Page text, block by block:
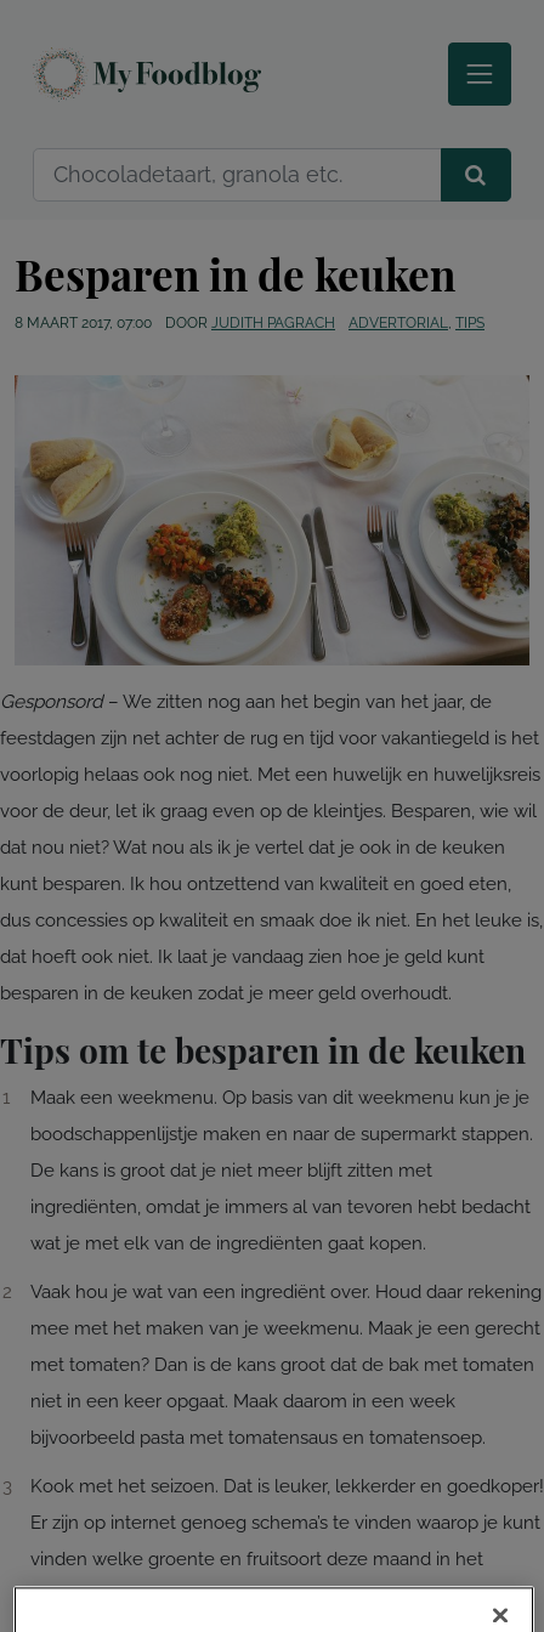
Besparen in de keuken
8 MAART 2017, 07:00 DOOR JUDITH PAGRACH ADVERTORIAL, TIPS
Gesponsord– We zitten nog aan het begin van het jaar, de
feestdagen zijn net achter de rug en tijd voor vakantiegeld is het
voorlopig helaas ook nog niet. Met een huwelijk en huwelijksreis
voor de deur, let ik graag even op de kleintjes. Besparen, wie wil
dat nou niet? Wat nou als ik je vertel dat je ook in de keuken
kunt besparen. Ik hou ontzettend van kwaliteit en goed eten,
dus concessies op kwaliteit en smaak doe ik niet. En het leuke is,
dat hoeft ook niet. Ik laat je vandaag zien hoe je geld kunt
besparen in de keuken zodat je meer geld overhoudt.
Tips om te besparen in de keuken
Maak een weekmenu. Op basis van dit weekmenu kun je je
boodschappenlijstje maken en naar de supermarkt stappen.
De kans is groot dat je niet meer blijft zitten met
ingrediënten, omdat je immers al van tevoren hebt bedacht
wat je met elk van de ingrediënten gaat kopen.
Vaak hou je wat van een ingrediënt over. Houd daar rekening
mee met het maken van je weekmenu. Maak je een gerecht
met tomaten? Dan is de kans groot dat de bak met tomaten
niet in een keer opgaat. Maak daarom in een week
bijvoorbeeld pasta met tomatensaus en tomatensoep.
Kook met het seizoen. Dat is leuker, lekkerder en goedkoper!
Er zijn op internet genoeg schema’s te vinden waarop je kunt
vinden welke groente en fruitsoort deze maand in het
seizoen is.